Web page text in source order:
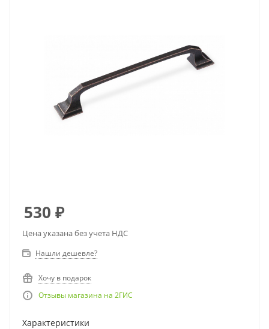
530 ₽
Цена указана без учета НДС
Нашли дешевле?
Хочу в подарок
Отзывы магазина на 2ГИС
Характеристики